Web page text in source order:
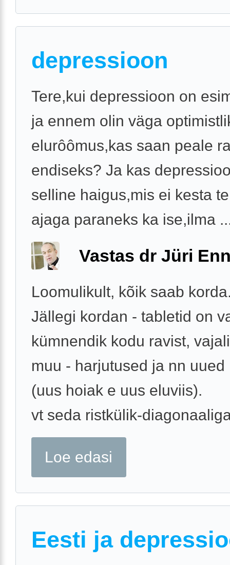
depressioon
Tere,kui depressioon on
ja ennem olin väga
elurôômus,kas saan peale
endiseks? Ja kas
selline haigus,mis ei kesta
ajaga paraneks ka ise,ilma
Vastas dr Jüri
Loomulikult, kõik saab
Jällegi kordan - tabletid on
kümnendik kodu ravist,
muu - harjutused ja nn uued
(uus hoiak e uus eluviis).
vt seda ristkülik-
Loe edasi
Eesti ja